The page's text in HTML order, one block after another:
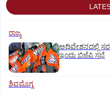
ರಾಜ್ಯ
ಅಧಿವೇಶನದಲ್ಲಿ
ಇಂದು ಬಿಜೆಪಿ ಸಭೆ
ಶಿವಮೊಗ್ಗ